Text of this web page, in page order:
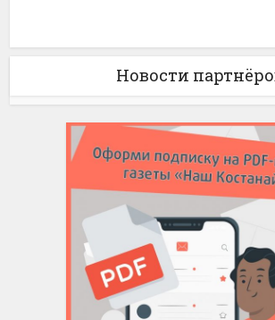
Новости